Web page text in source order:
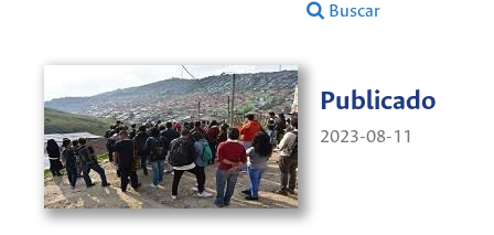
Buscar
Publicado
2023-08-11